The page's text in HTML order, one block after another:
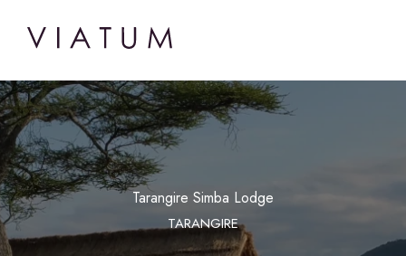
Tarangire Simba Lodge
TARANGIRE